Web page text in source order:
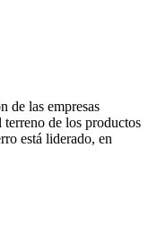
de las empresas
terreno de los productos
está liderado, en